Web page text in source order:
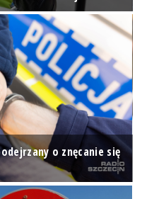
o znęcanie się